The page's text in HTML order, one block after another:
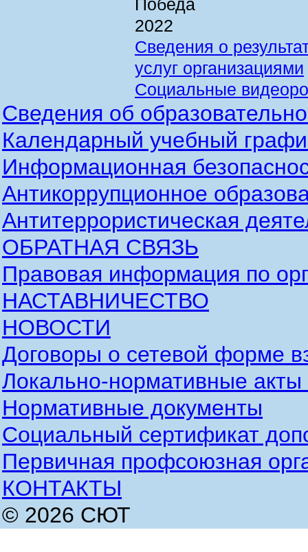
Сведения о
услуг организациями
Социальные
Сведения об
Календарный учебный
Информационная
Антикоррупционное
Антитеррористическая
ОБРАТНАЯ СВЯЗЬ
Правовая информация по
НАСТАВНИЧЕСТВО
НОВОСТИ
Договоры о сетевой форме
Локально-нормативные
Нормативные документы
Социальный сертификат
Первичная профсоюзная
КОНТАКТЫ
© 2026 СЮТ